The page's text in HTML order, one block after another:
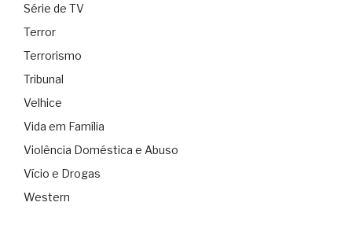
Série de TV
Terror
Terrorismo
Tribunal
Velhice
Vida em Família
Violência Doméstica e Abuso
Vício e Drogas
Western